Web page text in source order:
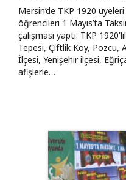
Mersin’de TKP 1920
öğrencileri 1 Mayıs’ta
çalışması yaptı. TKP
Tepesi, Çiftlik Köy, Pozcu,
İlçesi, Yenişehir ilçesi,
afişlerle…